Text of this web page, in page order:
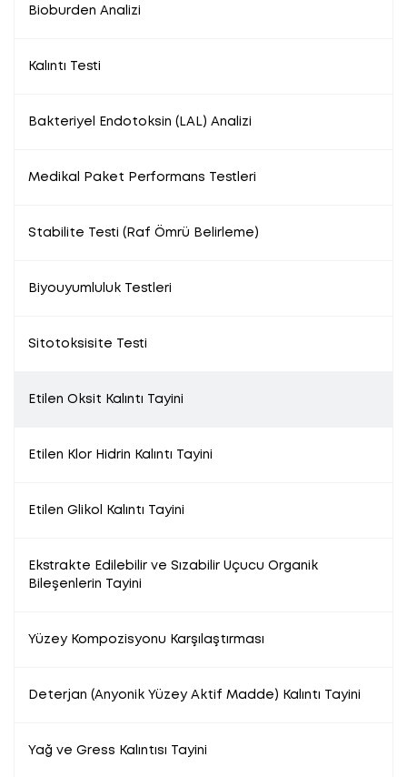
Bioburden Analizi
Kalıntı Testi
Bakteriyel Endotoksin (LAL) Analizi
Medikal Paket Performans Testleri
Stabilite Testi (Raf Ömrü Belirleme)
Biyouyumluluk Testleri
Sitotoksisite Testi
Etilen Oksit Kalıntı Tayini
Etilen Klor Hidrin Kalıntı Tayini
Etilen Glikol Kalıntı Tayini
Ekstrakte Edilebilir ve Sızabilir Uçucu Organik
Bileşenlerin Tayini
Yüzey Kompozisyonu Karşılaştırması
Deterjan (Anyonik Yüzey Aktif Madde) Kalıntı Tayini
Yağ ve Gress Kalıntısı Tayini